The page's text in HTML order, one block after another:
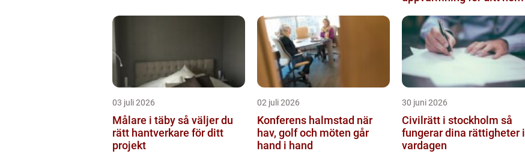
03 juli 2026
Målare i täby så väljer du
rätt hantverkare för ditt
projekt
02 juli 2026
Konferens halmstad när
hav, golf och möten går
hand i hand
30 juni 2026
Civilrätt i stockholm så
fungerar dina rättigheter i
vardagen